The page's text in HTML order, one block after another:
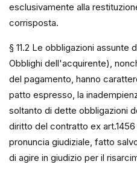
esclusivamente alla
corrisposta.
§ 11.2 Le obbligazioni assunte
Obblighi dell'acquirente),
del pagamento, hanno
patto espresso, la
soltanto di dette obbligazioni
diritto del contratto ex
pronuncia giudiziale, fatto
di agire in giudizio per il